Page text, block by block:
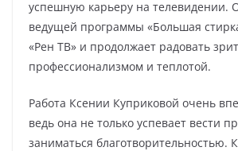
успешную карьеру на телевидении.
ведущей программы «Большая
«Рен ТВ» и продолжает радовать
профессионализмом и теплотой.
Работа Ксении Куприковой очень
ведь она не только успевает вести
заниматься благотворительностью.